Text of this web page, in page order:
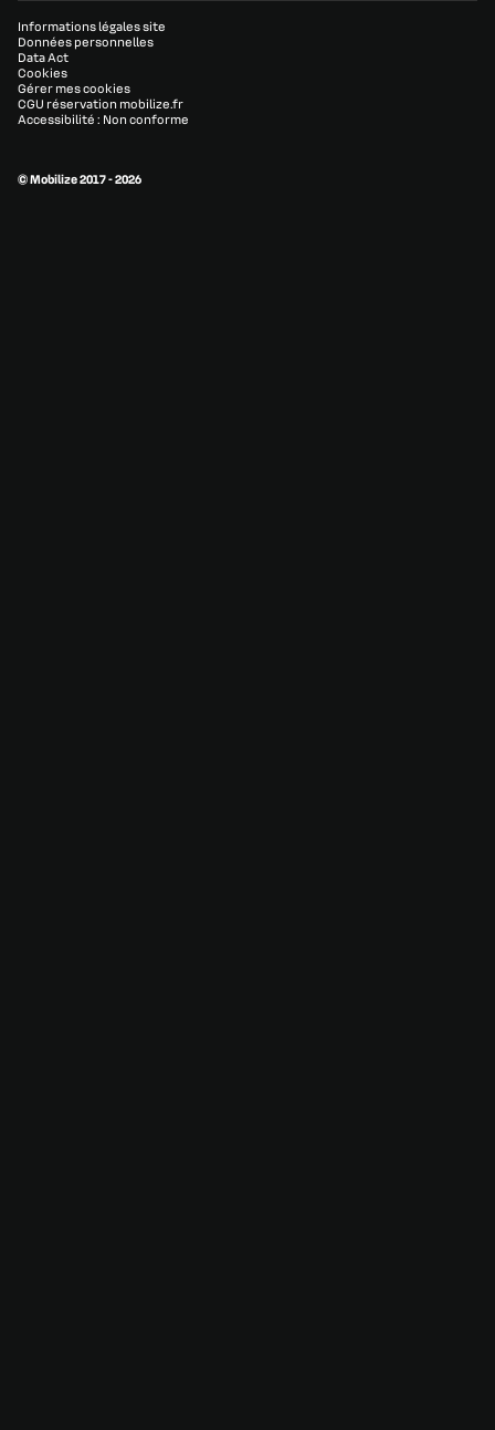
Informations légales site
Données personnelles
Data Act
Cookies
Gérer mes cookies
CGU réservation mobilize.fr
Accessibilité : Non conforme
© Mobilize 2017 - 2026